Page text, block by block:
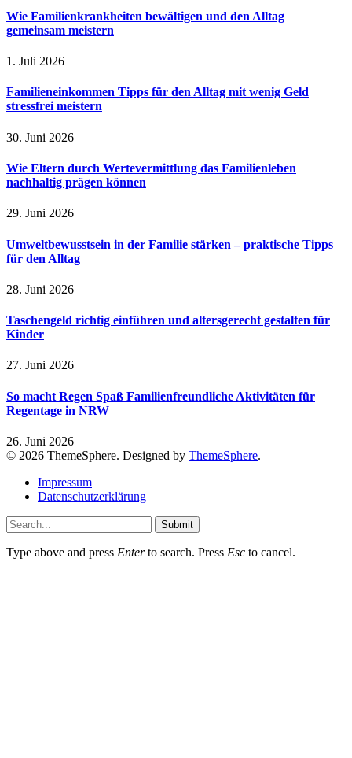
Wie Familienkrankheiten bewältigen und den Alltag
gemeinsam meistern
1. Juli 2026
Familieneinkommen Tipps für den Alltag mit wenig Geld
stressfrei meistern
30. Juni 2026
Wie Eltern durch Wertevermittlung das Familienleben
nachhaltig prägen können
29. Juni 2026
Umweltbewusstsein in der Familie stärken – praktische Tipps
für den Alltag
28. Juni 2026
Taschengeld richtig einführen und altersgerecht gestalten für
Kinder
27. Juni 2026
So macht Regen Spaß Familienfreundliche Aktivitäten für
Regentage in NRW
26. Juni 2026
© 2026 ThemeSphere. Designed by ThemeSphere.
Impressum
Datenschutzerklärung
Submit
Type above and press Enterto search. Press Esc to cancel.